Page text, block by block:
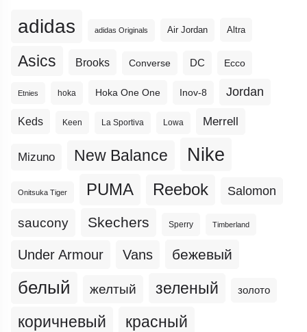
adidas adidas Originals Air Jordan Altra
Asics Brooks Converse DC Ecco
Etnies hoka Hoka One One Inov-8 Jordan
Keds Keen La Sportiva Lowa Merrell
Mizuno New Balance Nike
Onitsuka Tiger PUMA Reebok Salomon
saucony Skechers Sperry Timberland
Under Armour Vans бежевый
белый желтый зеленый золото
коричневый красный